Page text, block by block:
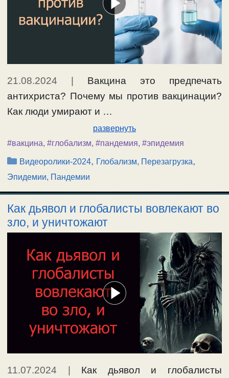
21.08.2024
Вакцина это предпечать
антихриста? Почему мы против вакцинации?
Как люди умирают и …
развернуть
#вакцина, #глобализм, #пандемия, #эпидемия
Рубрики
Видеоролики-2024, Глобализм, Перезагрузка,
Эпидемии, Пандемии
Как дьявол и глобалисты вовлекают во
зло, и уничтожают
11.07.2024
Как дьявол и глобалисты